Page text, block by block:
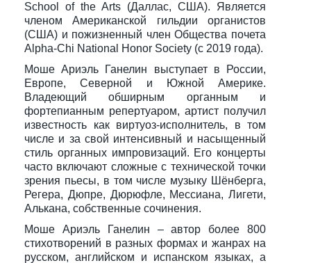
School of the Arts (Даллас, США). Является
членом Американской гильдии органистов
(США) и пожизненный член Общества почета
Alpha-Chi National Honor Society (с 2019 года).
Моше Ариэль Ганелин выступает в России,
Европе, Северной и Южной Америке.
Владеющий обширным органным и
фортепианным репертуаром, артист получил
известность как виртуоз-исполнитель, в том
числе и за свой интенсивный и насыщенный
стиль органных импровизаций. Его концерты
часто включают сложные с технической точки
зрения пьесы, в том числе музыку Шёнберга,
Регера, Дюпре, Дюрюфле, Мессиана, Лигети,
Алькана, собственные сочинения.
Моше Ариэль Ганелин – автор более 800
стихотворений в разных формах и жанрах на
русском, английском и испанском языках, а